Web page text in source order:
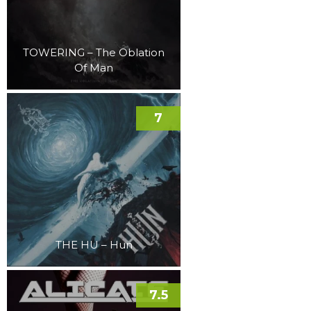
TOWERING – The Oblation
Of Man
THE HU – Hun
7
7.5